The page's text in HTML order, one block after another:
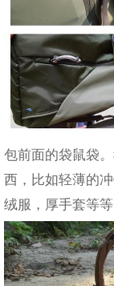
包前面的袋鼠袋
西，比如轻薄的
绒服，厚手套等等